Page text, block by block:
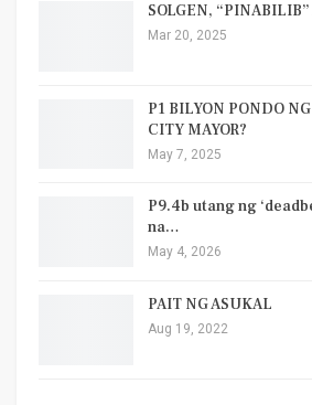
SOLGEN,
Mar 20, 2025
P1 BILYON PONDO
CITY MAYOR?
May 7, 2025
P9.4b utang ng
na…
May 4, 2026
PAIT NG ASUKAL
Aug 19, 2022